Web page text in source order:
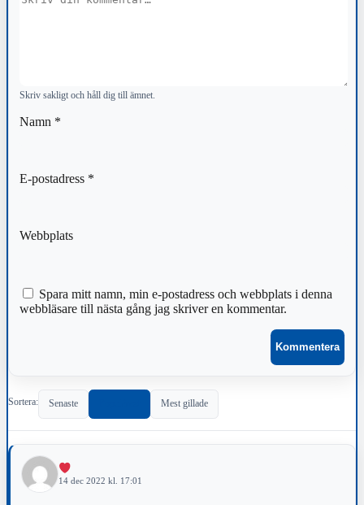
Skriv sakligt och håll dig till ämnet.
Namn *
E-postadress *
Webbplats
Spara mitt namn, min e-postadress och webbplats i denna
webbläsare till nästa gång jag skriver en kommentar.
Sortera: Senaste Mest gillade
14 dec 2022 kl. 17:01